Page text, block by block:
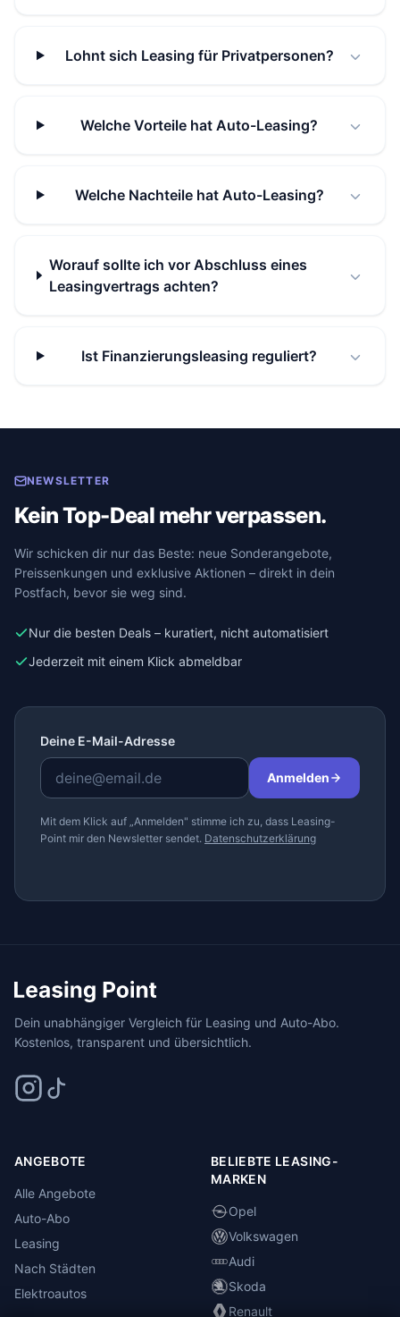
Lohnt sich Leasing für Privatpersonen?
Welche Vorteile hat Auto-Leasing?
Welche Nachteile hat Auto-Leasing?
Worauf sollte ich vor Abschluss eines
Leasingvertrags achten?
Ist Finanzierungsleasing reguliert?
NEWSLETTER
Kein Top-Deal mehr verpassen.
Wir schicken dir nur das Beste: neue Sonderangebote,
Preissenkungen und exklusive Aktionen – direkt in dein
Postfach, bevor sie weg sind.
Nur die besten Deals – kuratiert, nicht automatisiert
Jederzeit mit einem Klick abmeldbar
Deine E-Mail-Adresse
Anmelden
Mit dem Klick auf „Anmelden" stimme ich zu, dass Leasing-
Point mir den Newsletter sendet. Datenschutzerklärung
Dein unabhängiger Vergleich für Leasing und Auto-Abo.
Kostenlos, transparent und übersichtlich.
ANGEBOTE
Alle Angebote
Auto-Abo
Leasing
Nach Städten
Elektroautos
BELIEBTE LEASING-
MARKEN
Opel
Volkswagen
Audi
Skoda
Renault